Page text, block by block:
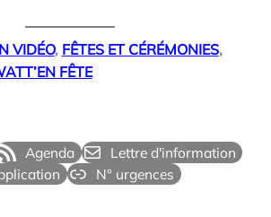
VIDÉO, FÊTES ET CÉRÉMONIES ,
FÊTE
Agenda
Lettre d'information
N° urgences